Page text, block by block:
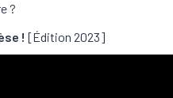
?
! [Édition 2023]